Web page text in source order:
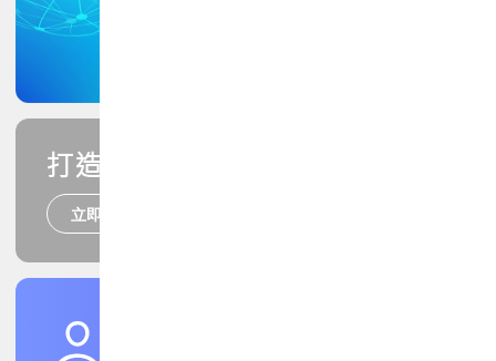
打造您的PCB專業技能
立即報名